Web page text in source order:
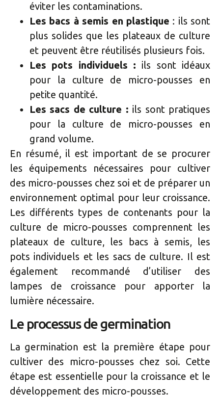
éviter les contaminations.
Les bacs à semis en plastique : ils sont
plus solides que les plateaux de culture
et peuvent être réutilisés plusieurs fois.
Les pots individuels : ils sont idéaux
pour la culture de micro-pousses en
petite quantité.
Les sacs de culture : ils sont pratiques
pour la culture de micro-pousses en
grand volume.
En résumé, il est important de se procurer
les équipements nécessaires pour cultiver
des micro-pousses chez soi et de préparer un
environnement optimal pour leur croissance.
Les différents types de contenants pour la
culture de micro-pousses comprennent les
plateaux de culture, les bacs à semis, les
pots individuels et les sacs de culture. Il est
également recommandé d’utiliser des
lampes de croissance pour apporter la
lumière nécessaire.
Le processus de germination
La germination est la première étape pour
cultiver des micro-pousses chez soi. Cette
étape est essentielle pour la croissance et le
développement des micro-pousses.